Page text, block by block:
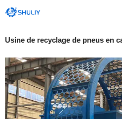
au
Usine de recyclage de pneus en